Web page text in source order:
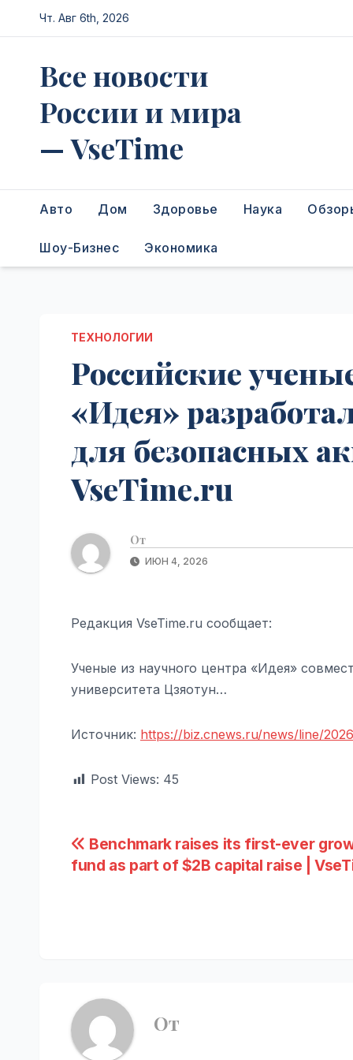
Перейти
к
Чт. Авг 6th, 2026
Все новости
России и мира
— VseTime
Авто Дом Здоровье Наука
Шоу-Бизнес Экономика
ТЕХНОЛОГИИ
Российские
«Идея»
для безопасных
VseTime.ru
От
ИЮН 4, 2026
Редакция VseTime.ru сообщает:
Ученые из научного центра «Идея»
университета Цзяотун…
Источник: https://biz.cnews.ru/news/line/
Post Views: 45
Навигация
по
Benchmark raises its first-ever
fund as part of $2B capital raise |
От